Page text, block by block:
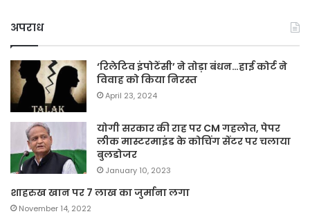
अपराध
‘रिलेटिव इंपोटेंसी’ ने तोड़ा बंधन…हाई कोर्ट ने
विवाह को किया निरस्त
April 23, 2024
योगी सरकार की राह पर CM गहलोत, पेपर
लीक मास्टरमाइंड के कोचिंग सेंटर पर चलाया
बुलडोजर
January 10, 2023
शाहरुख खान पर 7 लाख का जुर्माना लगा
November 14, 2022